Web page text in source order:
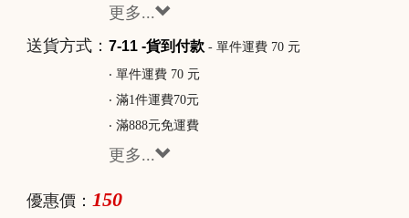
更多...
送貨方式： 7-11 -貨到付款- 單件運費 70 元
‧ 單件運費 70 元
‧ 滿1件運費70元
‧ 滿888元免運費
更多...
優惠價： 150